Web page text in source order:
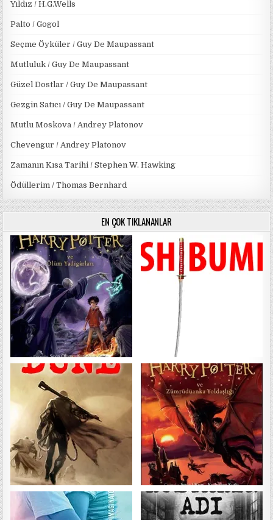
Yıldız / H.G.Wells
Palto / Gogol
Seçme Öyküler / Guy De Maupassant
Mutluluk / Guy De Maupassant
Güzel Dostlar / Guy De Maupassant
Gezgin Satıcı / Guy De Maupassant
Mutlu Moskova / Andrey Platonov
Chevengur / Andrey Platonov
Zamanın Kısa Tarihi / Stephen W. Hawking
Ödüllerim / Thomas Bernhard
EN ÇOK TIKLANANLAR